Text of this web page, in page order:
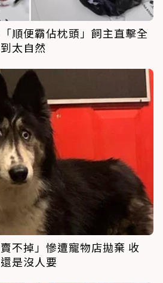
順便霸佔枕頭」飼主直擊全
太自然
不掉」慘遭寵物店拋棄 收
是沒人要